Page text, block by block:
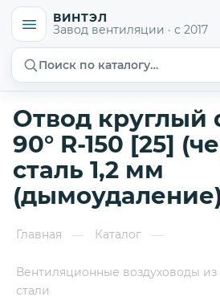
ВИНТЭЛ
Завод вентиляции · с 2017
Поиск по каталогу…
Отвод круглый
90° R-150 [25]
сталь 1,2 мм
Главная — Каталог —
Вентиляционные воздуховоды
стали